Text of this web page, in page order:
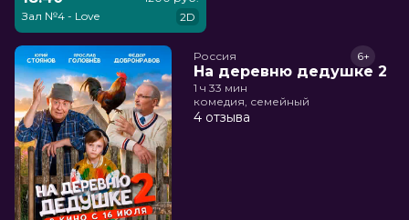
Зал №4 - Love
2D
Россия
На деревню дедушке 2
6+
1 ч 33 мин
комедия, семейный
4 отзыва